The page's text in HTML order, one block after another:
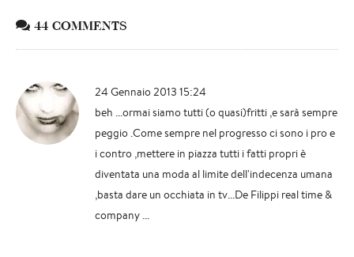
44 COMMENTS
24 Gennaio 2013 15:24
beh ...ormai siamo tutti (o quasi)fritti ,e sarà sempre
peggio .Come sempre nel progresso ci sono i pro e
i contro ,mettere in piazza tutti i fatti propri è
diventata una moda al limite dell'indecenza umana
,basta dare un occhiata in tv...De Filippi real time &
company ...